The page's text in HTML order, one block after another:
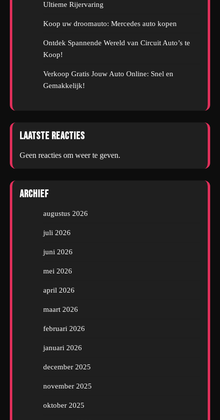
Ultieme Rijervaring
Koop uw droomauto: Mercedes auto kopen
Ontdek Spannende Wereld van Circuit Auto’s te
Koop!
Verkoop Gratis Jouw Auto Online: Snel en
Gemakkelijk!
Laatste reacties
Geen reacties om weer te geven.
Archief
augustus 2026
juli 2026
juni 2026
mei 2026
april 2026
maart 2026
februari 2026
januari 2026
december 2025
november 2025
oktober 2025